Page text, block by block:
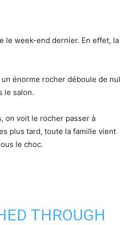
le week-end dernier. En effet, la
énorme rocher déboule de nul
le salon.
on voit le rocher passer à
plus tard, toute la famille vient
le choc.
THROUGH